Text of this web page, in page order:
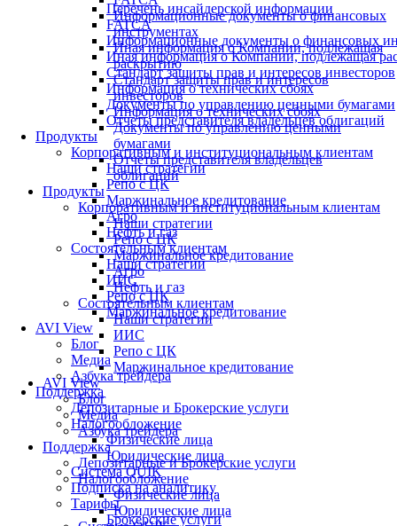
Перечень инсайдерской информации
FATCA
Информационные документы о финансовых
Иная информация о Компании, подлежащая
Стандарт защиты прав и интересов инвесторов
Информация о технических сбоях
Документы по управлению ценными бумагами
Отчеты представителя владельцев облигаций
Продукты
Корпоративным и институциональным клиентам
Наши стратегии
Репо с ЦК
Маржинальное кредитование
Агро
Нефть и газ
Состоятельным клиентам
Наши стратегии
ИИС
Репо с ЦК
Маржинальное кредитование
AVI View
Блог
Медиа
Азбука трейдера
Поддержка
Депозитарные и Брокерские услуги
Налогообложение
Физические лица
Юридические лица
Система QUIK
Подписка на аналитику
Тарифы
Брокерские услуги
Информационные документы о финансовых
инструментах
Иная информация о Компании, подлежащая
раскрытию
Стандарт защиты прав и интересов
инвесторов
Информация о технических сбоях
Документы по управлению ценными
бумагами
Отчеты представителя владельцев
облигаций
Продукты
Корпоративным и институциональным клиентам
Наши стратегии
Репо с ЦК
Маржинальное кредитование
Агро
Нефть и газ
Состоятельным клиентам
Наши стратегии
ИИС
Репо с ЦК
Маржинальное кредитование
AVI View
Блог
Медиа
Азбука трейдера
Поддержка
Депозитарные и Брокерские услуги
Налогообложение
Физические лица
Юридические лица